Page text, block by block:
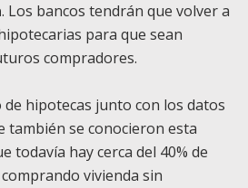
. Los bancos tendrán que volver a
para que sean
compradores.
hipotecas junto con los datos
también se conocieron esta
todavía hay cerca del 40% de
vivienda sin